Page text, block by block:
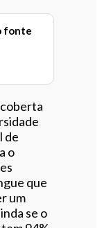
fonte
de
o
que
um
se o